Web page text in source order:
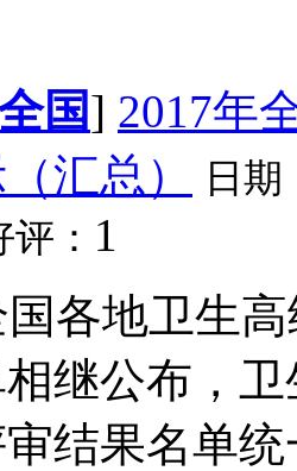
国] 2017年
汇总）
日期
评： 1
国各地卫生
相继公布，
结果名单